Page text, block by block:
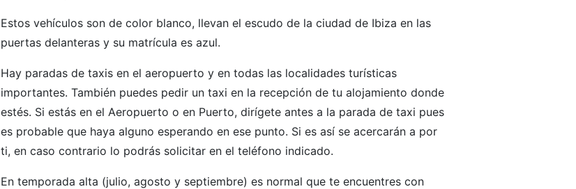
Estos vehículos son de color blanco, llevan el escudo de la ciudad de Ibiza en las
puertas delanteras y su matrícula es azul.
Hay paradas de taxis en el aeropuerto y en todas las localidades turísticas
importantes. También puedes pedir un taxi en la recepción de tu alojamiento donde
estés. Si estás en el Aeropuerto o en Puerto, dirígete antes a la parada de taxi pues
es probable que haya alguno esperando en ese punto. Si es así se acercarán a por
ti, en caso contrario lo podrás solicitar en el teléfono indicado.
En temporada alta (julio, agosto y septiembre) es normal que te encuentres con